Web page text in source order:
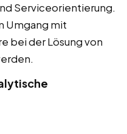
Serviceorientierung.
Umgang mit
bei der Lösung von